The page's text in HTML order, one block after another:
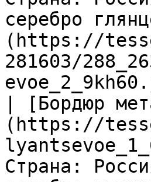
серебро
(https://
281603/
| [Бордюр
(https://
Страна: